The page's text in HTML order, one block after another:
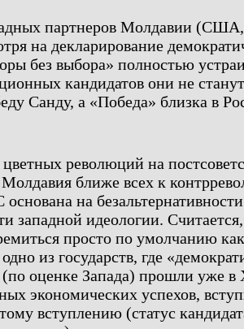
партнеров Молдавии
на декларирование
без выбора» полностью
кандидатов они не
Санду, а «Победа» близка в
цветных революций на
Молдавия ближе всех к
на
западной идеологии.
просто по умолчанию
из государств, где
(по оценке Запада) прошли уже в
экономических успехов,
вступлению (статус